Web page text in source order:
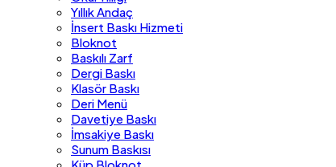
Yıllık Andaç
İnsert Baskı Hizmeti
Bloknot
Baskılı Zarf
Dergi Baskı
Klasör Baskı
Deri Menü
Davetiye Baskı
İmsakiye Baskı
Sunum Baskısı